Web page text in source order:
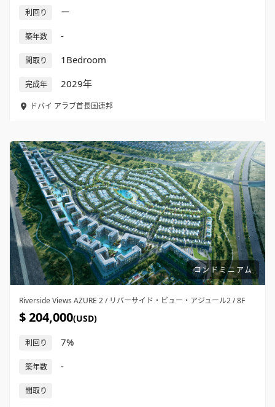
利回り ー
築年数 -
間取り 1Bedroom
完成年 2029年
ドバイ アラブ首長国連邦
コンドミニアム
Riverside Views AZURE 2 / リバーサイド・ビュー・アジュール2 / 8F
$ 204,000(USD)
利回り 7%
築年数 -
間取り